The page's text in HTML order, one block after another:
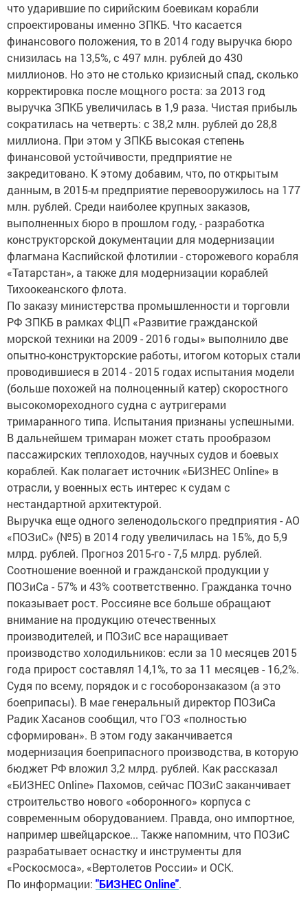
что ударившие по сирийским боевикам корабли
спроектированы именно ЗПКБ. Что касается
финансового положения, то в 2014 году выручка бюро
снизилась на 13,5%, с 497 млн. рублей до 430
миллионов. Но это не столько кризисный спад, сколько
корректировка после мощного роста: за 2013 год
выручка ЗПКБ увеличилась в 1,9 раза. Чистая прибыль
сократилась на четверть: с 38,2 млн. рублей до 28,8
миллиона. При этом у ЗПКБ высокая степень
финансовой устойчивости, предприятие не
закредитовано. К этому добавим, что, по открытым
данным, в 2015-м предприятие перевооружилось на 177
млн. рублей. Среди наиболее крупных заказов,
выполненных бюро в прошлом году, - разработка
конструкторской документации для модернизации
флагмана Каспийской флотилии - сторожевого корабля
«Татарстан», а также для модернизации кораблей
Тихоокеанского флота.
По заказу министерства промышленности и торговли
РФ ЗПКБ в рамках ФЦП «Развитие гражданской
морской техники на 2009 - 2016 годы» выполнило две
опытно-конструкторские работы, итогом которых стали
проводившиеся в 2014 - 2015 годах испытания модели
(больше похожей на полноценный катер) скоростного
высокомореходного судна с аутригерами
тримаранного типа. Испытания признаны успешными.
В дальнейшем тримаран может стать прообразом
пассажирских теплоходов, научных судов и боевых
кораблей. Как полагает источник «БИЗНЕС Online» в
отрасли, у военных есть интерес к судам с
нестандартной архитектурой.
Выручка еще одного зеленодольского предприятия - АО
«ПОЗиС» (№5) в 2014 году увеличилась на 15%, до 5,9
млрд. рублей. Прогноз 2015-го - 7,5 млрд. рублей.
Соотношение военной и гражданской продукции у
ПОЗиСа - 57% и 43% соответственно. Гражданка точно
показывает рост. Россияне все больше обращают
внимание на продукцию отечественных
производителей, и ПОЗиС все наращивает
производство холодильников: если за 10 месяцев 2015
года прирост составлял 14,1%, то за 11 месяцев - 16,2%.
Судя по всему, порядок и с гособоронзаказом (а это
боеприпасы). В мае генеральный директор ПОЗиСа
Радик Хасанов сообщил, что ГОЗ «полностью
сформирован». В этом году заканчивается
модернизация боеприпасного производства, в которую
бюджет РФ вложил 3,2 млрд. рублей. Как рассказал
«БИЗНЕС Online» Пахомов, сейчас ПОЗиС заканчивает
строительство нового «оборонного» корпуса с
современным оборудованием. Правда, оно импортное,
например швейцарское... Также напомним, что ПОЗиС
разрабатывает оснастку и инструменты для
«Роскосмоса», «Вертолетов России» и ОСК.
По информации: "БИЗНЕС Online".